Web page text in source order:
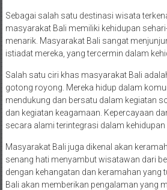
Sebagai salah satu destinasi wisata
masyarakat Bali memiliki kehidupan
menarik. Masyarakat Bali sangat
istiadat mereka, yang tercermin dalam
Salah satu ciri khas masyarakat Bali
gotong royong. Mereka hidup dalam
mendukung dan bersatu dalam kegiatan
dan kegiatan keagamaan. Kepercayaan
secara alami terintegrasi dalam kehidupan
Masyarakat Bali juga dikenal akan
senang hati menyambut wisatawan dari
dengan kehangatan dan keramahan yang
Bali akan memberikan pengalaman yang